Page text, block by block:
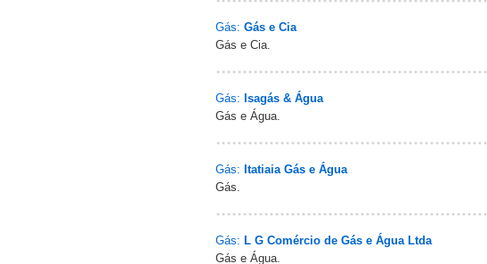
Gás: Gás e Cia
Gás e Cia.
Gás: Isagás & Água
Gás e Água.
Gás: Itatiaia Gás e Água
Gás.
Gás: L G Comércio de Gás e Água Ltda
Gás e Água.